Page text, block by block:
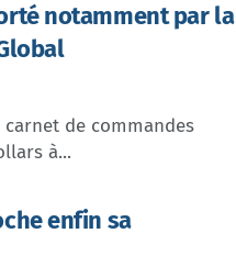
notamment par la
de commandes
à...
enfin sa